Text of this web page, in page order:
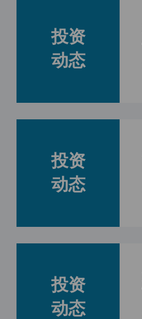
投资
动态
投资
动态
投资
动态